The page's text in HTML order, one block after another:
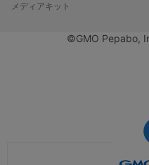
メディアキット
©GMO Pepabo,